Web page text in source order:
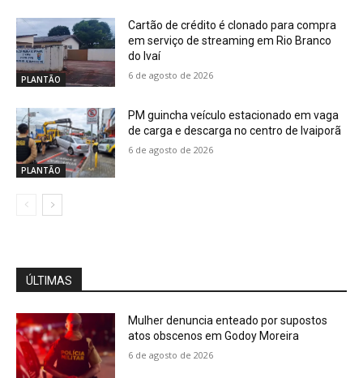
PLANTÃO
Cartão de crédito é clonado para compra
em serviço de streaming em Rio Branco
do Ivaí
6 de agosto de 2026
PLANTÃO
PM guincha veículo estacionado em vaga
de carga e descarga no centro de Ivaiporã
6 de agosto de 2026
ÚLTIMAS
Mulher denuncia enteado por supostos
atos obscenos em Godoy Moreira
6 de agosto de 2026